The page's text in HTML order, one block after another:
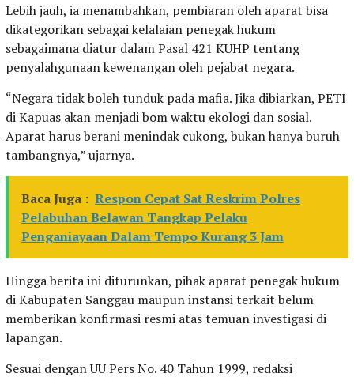
Lebih jauh, ia menambahkan, pembiaran oleh aparat bisa
dikategorikan sebagai kelalaian penegak hukum
sebagaimana diatur dalam Pasal 421 KUHP tentang
penyalahgunaan kewenangan oleh pejabat negara.
“Negara tidak boleh tunduk pada mafia. Jika dibiarkan, PETI
di Kapuas akan menjadi bom waktu ekologi dan sosial.
Aparat harus berani menindak cukong, bukan hanya buruh
tambangnya,” ujarnya.
Baca Juga : Respon Cepat Sat Reskrim Polres
Pelabuhan Belawan Tangkap Pelaku
Penganiayaan Dalam Tempo Kurang 3 Jam
Hingga berita ini diturunkan, pihak aparat penegak hukum
di Kabupaten Sanggau maupun instansi terkait belum
memberikan konfirmasi resmi atas temuan investigasi di
lapangan.
Sesuai dengan UU Pers No. 40 Tahun 1999, redaksi